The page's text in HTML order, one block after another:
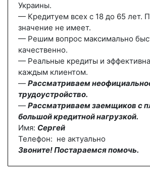
Украины.
— Кредитуем всех с 18 до 65 лет.
значение не имеет.
— Решим вопрос максимально
качественно.
— Реальные кредиты и
каждым клиентом.
— Рассматриваем
трудоустройство.
— Рассматриваем заемщиков с
большой кредитной нагрузкой.
Имя: Сергей
Телефон: не актуально
Звоните! Постараемся помочь.